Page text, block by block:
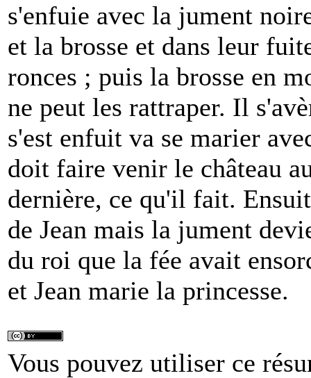
s'enfuie avec la jument
et la brosse et dans leur
ronces ; puis la brosse en
ne peut les rattraper. Il
s'est enfuit va se marier
doit faire venir le château
dernière, ce qu'il fait.
de Jean mais la jument
du roi que la fée avait
et Jean marie la princesse.
Vous pouvez utiliser ce